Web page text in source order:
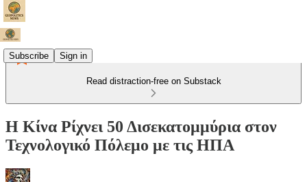
Subscribe Sign in
Read distraction-free on Substack
Η Κίνα Ρίχνει 50 Δισεκατομμύρια στον
Τεχνολογικό Πόλεμο με τις ΗΠΑ